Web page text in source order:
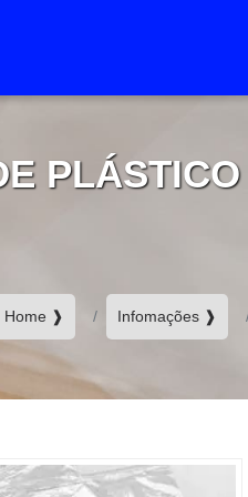
Home ❱ Infomações ❱